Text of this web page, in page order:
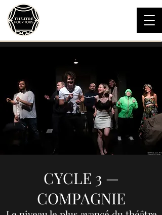
CYCLE 3 —
COMPAGNIE